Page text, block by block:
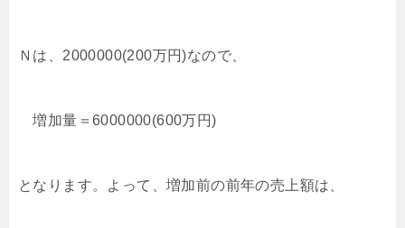
Ｎは、2000000(200万円)なので、
増加量＝6000000(600万円)
となります。よって、増加前の前年の売上額は、